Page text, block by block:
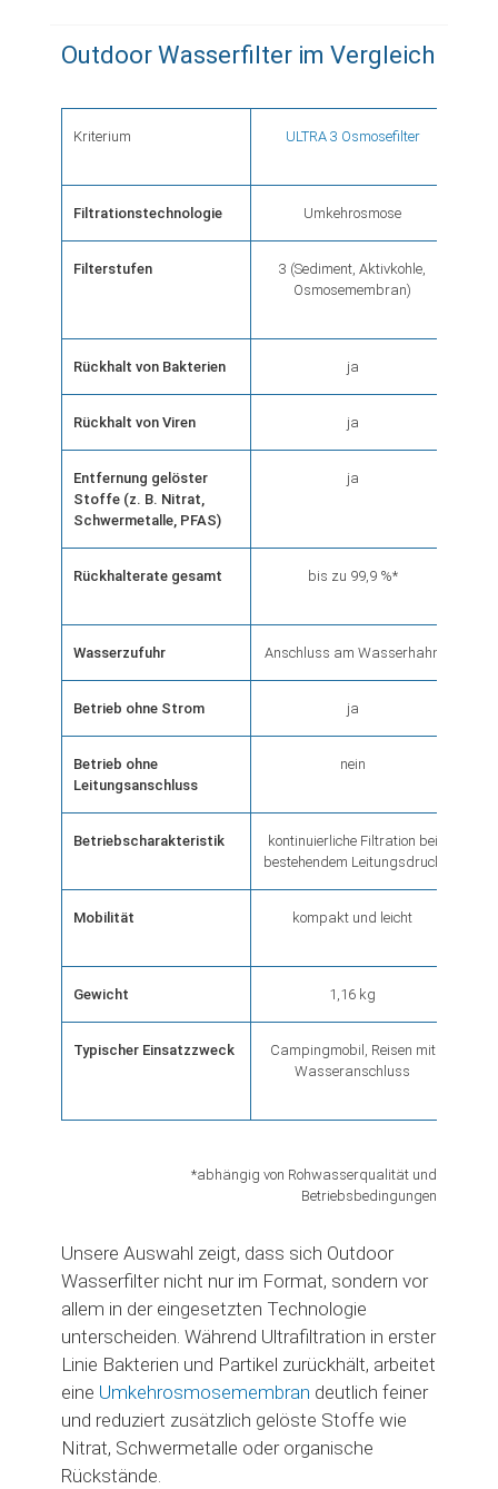
HINZUFÜGEN
Outdoor Wasserfilter im Vergleich
Kriterium ULTRA 3 Osmosefilter
Filtrationstechnologie Umkehrosmose
Filterstufen
3 (Sediment, Aktivkohle,
Osmosemembran)
Rückhalt von Bakterien ja
Rückhalt von Viren ja
Entfernung gelöster
Stoffe (z. B. Nitrat,
Schwermetalle, PFAS)
ja
Rückhalterate gesamt bis zu 99,9 %*
Wasserzufuhr Anschluss am Wasserhahn
Betrieb ohne Strom ja
Betrieb ohne
Leitungsanschluss
nein
Betriebscharakteristik
kontinuierliche Filtration bei
bestehendem Leitungsdruck
Mobilität kompakt und leicht
Gewicht 1,16 kg
Typischer Einsatzzweck
Campingmobil, Reisen mit
Wasseranschluss
*abhängig von Rohwasserqualität und
Betriebsbedingungen
Unsere Auswahl zeigt, dass sich Outdoor
Wasserfilter nicht nur im Format, sondern vor
allem in der eingesetzten Technologie
unterscheiden. Während Ultrafiltration in erster
Linie Bakterien und Partikel zurückhält, arbeitet
eine Umkehrosmosemembran deutlich feiner
und reduziert zusätzlich gelöste Stoffe wie
Nitrat, Schwermetalle oder organische
Rückstände.